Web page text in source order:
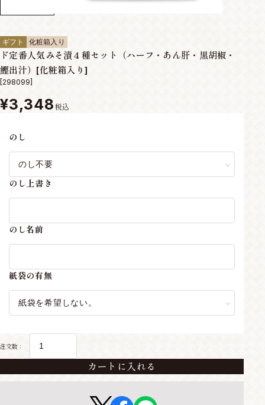
ギフト 化粧箱入り
ド定番人気みそ漬４種セット（ハーフ・あん肝・黒胡椒・
鰹出汁）[化粧箱入り]
[298099]
¥3,348 税込
のし
のし上書き
のし名前
紙袋の有無
注文数：
カートに入れる